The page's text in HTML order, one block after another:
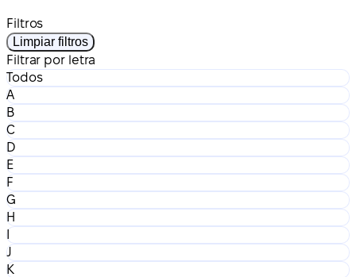
Filtros
Limpiar filtros
Filtrar por letra
Todos
A
B
C
D
E
F
G
H
I
J
K